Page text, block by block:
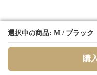
選択中の商品: M / ブラック
購
選択中の商品: M / ブラック
購